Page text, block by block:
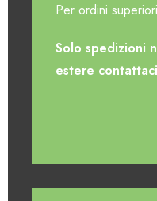
Per ordini
Solo spedizioni
estere